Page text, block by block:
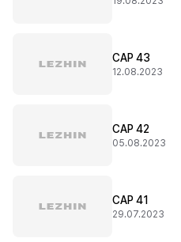
CAP 43
12.08.2023
CAP 42
05.08.2023
CAP 41
29.07.2023